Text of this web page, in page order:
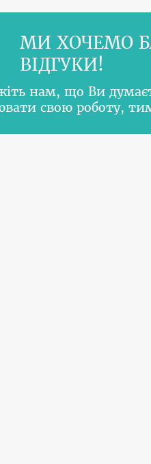
МИ ХОЧЕМО
ВІДГУКИ!
нам, що Ви
свою роботу,